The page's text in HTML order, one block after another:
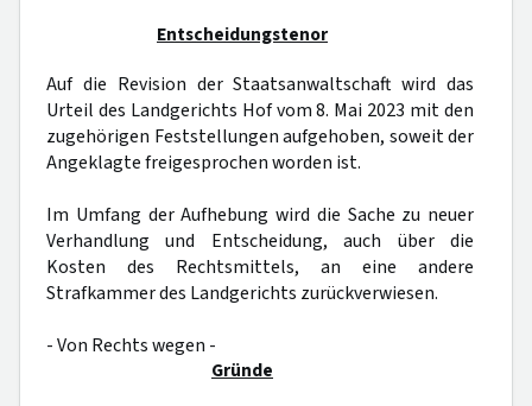
Entscheidungstenor
Auf die Revision der Staatsanwaltschaft wird das
Urteil des Landgerichts Hof vom 8. Mai 2023 mit den
zugehörigen Feststellungen aufgehoben, soweit der
Angeklagte freigesprochen worden ist.
Im Umfang der Aufhebung wird die Sache zu neuer
Verhandlung und Entscheidung, auch über die
Kosten des Rechtsmittels, an eine andere
Strafkammer des Landgerichts zurückverwiesen.
- Von Rechts wegen -
Gründe